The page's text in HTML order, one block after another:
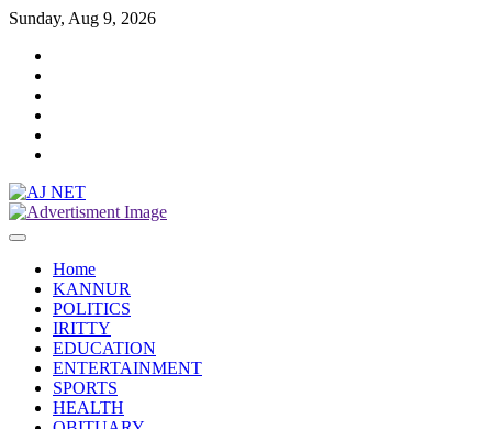
Skip
content
Sunday, Aug 9, 2026
Home
KANNUR
POLITICS
IRITTY
EDUCATION
ENTERTAINMENT
SPORTS
HEALTH